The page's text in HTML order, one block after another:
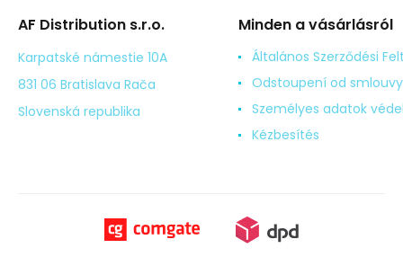
AF Distribution s.r.o.
Karpatské námestie 10A
831 06 Bratislava Rača
Slovenská republika
Minden a vásárlásról
Általános Szerződési
Odstoupení od smlouvy
Személyes adatok
Kézbesítés